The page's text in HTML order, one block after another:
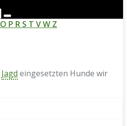
O P R S T VW Z
Jagd eingesetzten Hunde wir